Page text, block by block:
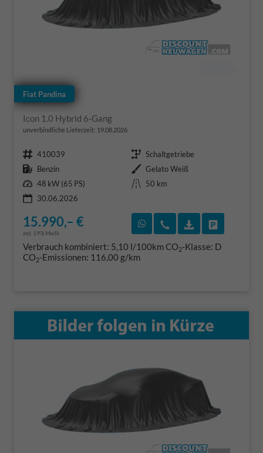
Fiat Pandina
Icon 1.0 Hybrid 6-Gang
unverbindliche Lieferzeit: 19.08.2026
Fahrzeugnr. 410039 Getriebe Schaltgetriebe
Kraftstoff Benzin Außenfarbe Gelato Weiß
Leistung 48 kW (65 PS) Kilometerstand
50 km
30.06.2026
15.990,– €
incl. 19% MwSt.
Rückruf vereinbaren
Wir rufen Sie an
Verbrauch kombiniert: 5,10 l/100kmCO2-Klasse: D
CO2-Emissionen: 116,00 g/km